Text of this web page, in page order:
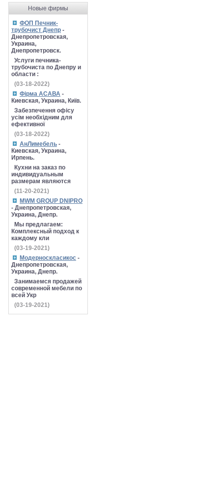
Новые фирмы
ФОП Печник-
трубочист Днепр -
Днепропетровская,
Украина,
Днепропетровск.
Услуги печника-
трубочиста по Днепру и
области :
(03-18-2022)
Фірма АСАВА -
Киевская, Украина, Київ.
Забезпечення офісу
усім необхідним для
ефективної
(03-18-2022)
АнЛимебель -
Киевская, Украина,
Ирпень.
Кухни на заказ по
индивидуальным
размерам являются
(11-20-2021)
MWM GROUP DNIPRO
- Днепропетровская,
Украина, Днепр.
Мы предлагаем:
Комплексный подход к
каждому кли
(03-19-2021)
Модерноскласикос -
Днепропетровская,
Украина, Днепр.
Занимаемся продажей
современной мебели по
всей Укр
(03-19-2021)